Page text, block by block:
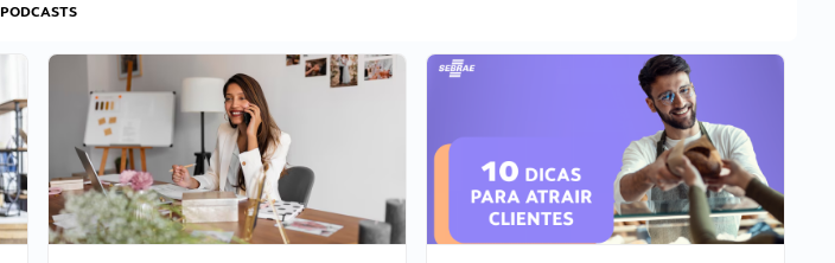
PODCASTS